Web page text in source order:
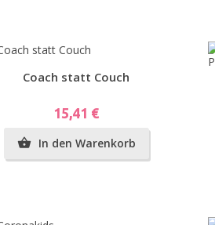
Vorschau
Coach statt Couch
Preis
15,41 €
 In den Warenkorb